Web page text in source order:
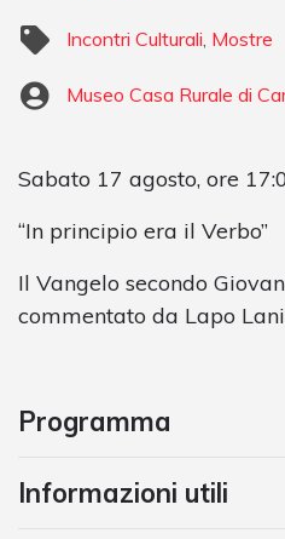
Incontri Culturali Mostre
Museo Casa Rurale di
Sabato 17 agosto, ore
“In principio era il Verbo”
Il Vangelo secondo
commentato da Lapo Lani
Programma
Informazioni utili